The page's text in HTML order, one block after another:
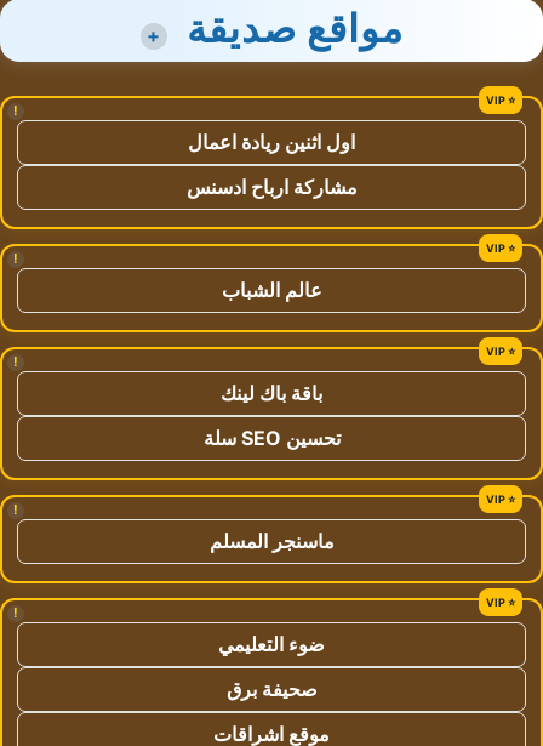
مواقع صديقة +
!
اول اثنين ريادة اعمال
مشاركة ارباح ادسنس
!
عالم الشباب
!
باقة باك لينك
تحسين SEO سلة
!
ماسنجر المسلم
!
ضوء التعليمي
صحيفة برق
موقع اشراقات